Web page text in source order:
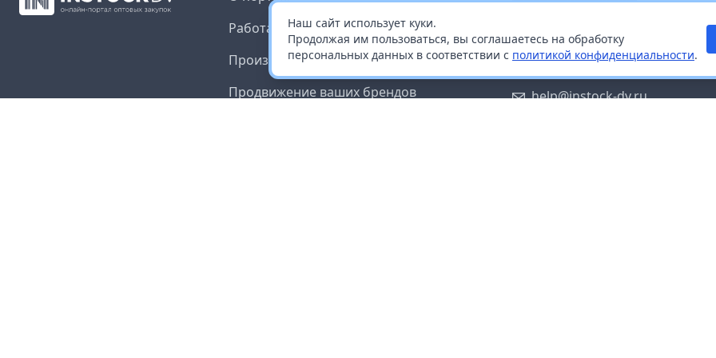
Наш сайт использует куки.
Продолжая им пользоваться, вы соглашаетесь на обработку
персональных данных в соответствии с политикой конфиденциальности.
Работа с платформой
Производителям и дистрибьюторам
Продвижение ваших брендов
Заказать звонок
help@instock-dv.ru